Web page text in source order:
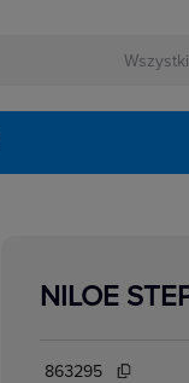
NILOE
863295